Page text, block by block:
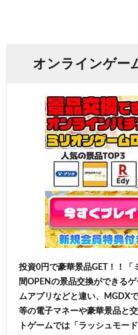
オンラインゲー
投資0円で豪華景品GET！！
間OPENの景品交換ができる
ムアプリなどと違い、MGDX
等の電子マネーや豪華景品と
トゲームでは「ラッシュモー